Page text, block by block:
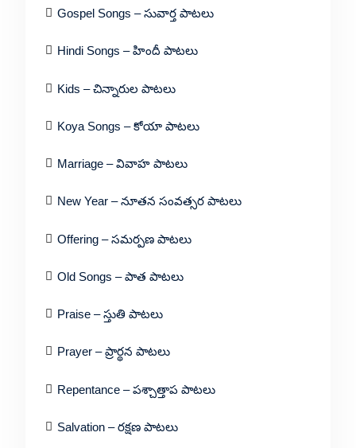
Gospel Songs – సువార్త పాటలు
Hindi Songs – హిందీ పాటలు
Kids – చిన్నారుల పాటలు
Koya Songs – కోయా పాటలు
Marriage – వివాహ పాటలు
New Year – నూతన సంవత్సర పాటలు
Offering – సమర్పణ పాటలు
Old Songs – పాత పాటలు
Praise – స్తుతి పాటలు
Prayer – ప్రార్థన పాటలు
Repentance – పశ్చాత్తాప పాటలు
Salvation – రక్షణ పాటలు